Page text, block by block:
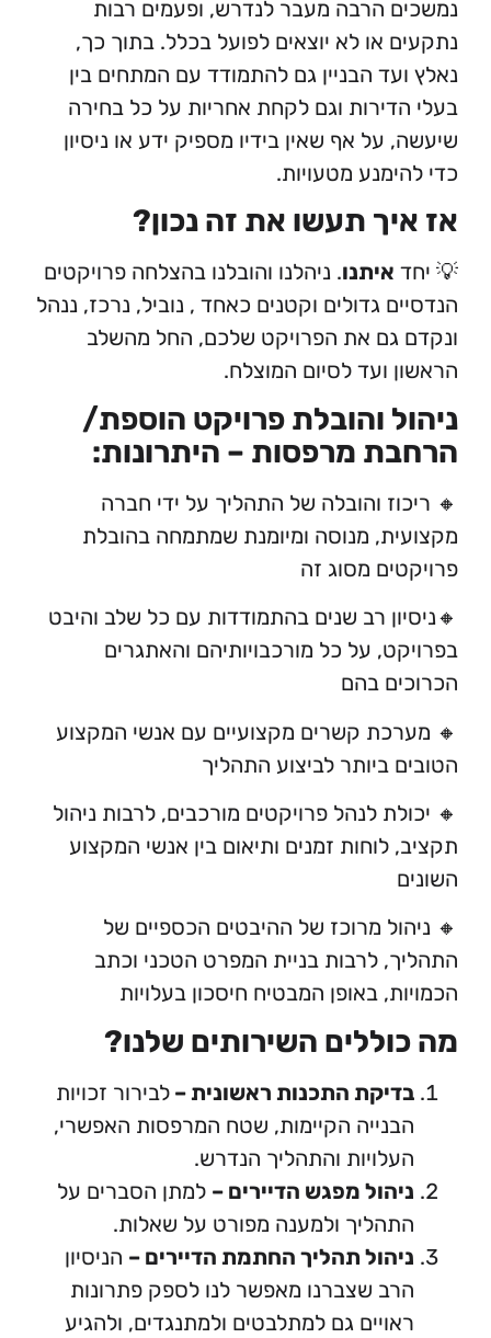
הרבה מעבר לנדרש, ופעמים רבות
או לא יוצאים לפועל בכלל. בתוך כך,
הבניין גם להתמודד עם המתחים בין
וגם לקחת אחריות על כל בחירה
על אף שאין בידיו מספיק ידע או ניסיון
מטעויות.
תעשו את זה נכון?
איתנו . ניהלנו והובלנובהצלחה פרויקטים
גדולים וקטנים כאחד , נוביל, נרכז, ננהל
גם את הפרויקט שלכם, החל מהשלב
ועד לסיום המוצלח.
והובלת פרויקט הוספת/
מרפסות – היתרונות:
והובלה של התהליך על ידי חברה
מנוסה ומיומנת שמתמחה בהובלת
מסוג זה
רב שנים בהתמודדות עם כל שלב והיבט
על כל מורכבויותיהם והאתגרים
בהם
קשרים מקצועיים עם אנשי המקצוע
ביותר לביצוע התהליך
לנהל פרויקטים מורכבים, לרבות ניהול
לוחות זמנים ותיאום בין אנשי המקצוע
מרוכז של ההיבטים הכספיים של
לרבות בניית המפרט הטכני וכתב
באופן המבטיח חיסכון בעלויות
השירותים שלנו?
התכנות ראשונית –לבירור זכויות
הקיימות, שטח המרפסות האפשרי,
והתהליך הנדרש.
מפגש הדיירים – למתן הסברים על
ולמענה מפורט על שאלות.
תהליך החתמת הדיירים – הניסיון
שצברנו מאפשר לנו לספק פתרונות
גם למתלבטים ולמתנגדים, ולהגיע